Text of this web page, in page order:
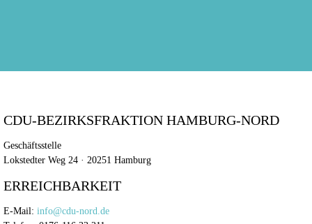
CDU-BEZIRKSFRAKTION HAMBURG-NORD
Geschäftsstelle
Lokstedter Weg 24 · 20251 Hamburg
ERREICHBARKEIT
E-Mail: info@cdu-nord.de